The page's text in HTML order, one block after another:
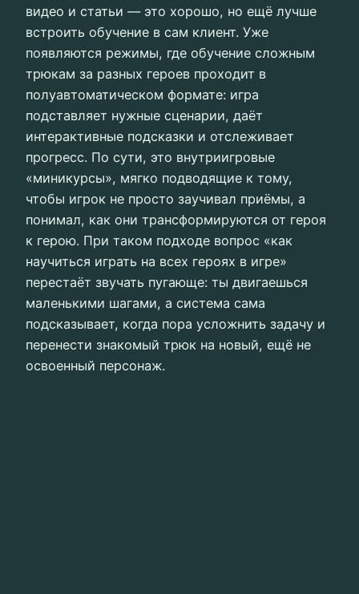
видео и статьи — это хорошо, но ещё лучше
встроить обучение в сам клиент. Уже
появляются режимы, где обучение сложным
трюкам за разных героев проходит в
полуавтоматическом формате: игра
подставляет нужные сценарии, даёт
интерактивные подсказки и отслеживает
прогресс. По сути, это внутриигровые
«миникурсы», мягко подводящие к тому,
чтобы игрок не просто заучивал приёмы, а
понимал, как они трансформируются от героя
к герою. При таком подходе вопрос «как
научиться играть на всех героях в игре»
перестаёт звучать пугающе: ты двигаешься
маленькими шагами, а система сама
подсказывает, когда пора усложнить задачу и
перенести знакомый трюк на новый, ещё не
освоенный персонаж.